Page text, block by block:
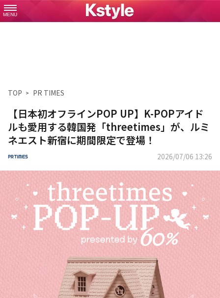
MENU
TOP PR TIMES
【日本初オフラインPOP UP】K-POPアイド
ルも愛用する韓国発「threetimes」が、ルミ
ネエスト新宿に期間限定で登場！
2026/07/06 13:26